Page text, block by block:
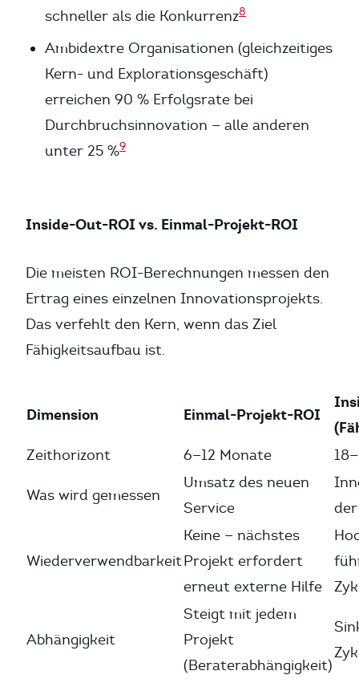
schneller als die Konkurrenz8
Ambidextre Organisationen (gleichzeitiges
Kern- und Explorationsgeschäft)
erreichen 90 % Erfolgsrate bei
Durchbruchsinnovation — alle anderen
unter 25 %9
Inside-Out-ROI vs. Einmal-Projekt-ROI
Die meisten ROI-Berechnungen messen den
Ertrag eines einzelnen Innovationsprojekts.
Das verfehlt den Kern, wenn das Ziel
Fähigkeitsaufbau ist.
Dimension Einmal-Projekt-ROI
Zeithorizont 6—12 Monate
Was wird gemessen
Umsatz des neuen
Service
Wiederverwendbarkeit
Keine — nächstes
Projekt erfordert
erneut externe Hilfe
Abhängigkeit
Steigt mit jedem
Projekt
(Beraterabhängigkeit)